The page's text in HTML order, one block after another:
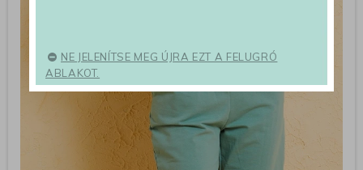
NE JELENÍTSE MEG ÚJRA EZT A FELUGRÓ
ABLAKOT.